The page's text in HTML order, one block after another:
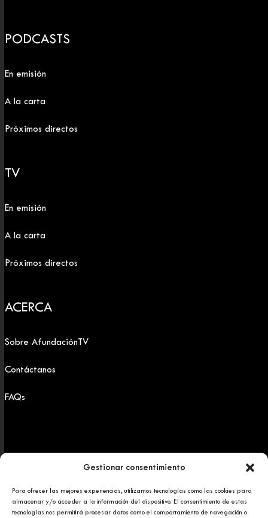
Gestionar consentimiento
Para ofrecer las mejores experiencias, utilizamos tecnologías como las cookies para
almacenar y/o acceder a la información del dispositivo. El consentimiento de estas
tecnologías nos permitirá procesar datos como el comportamiento de navegación o
PODCASTS
En emisión
A la carta
Próximos directos
TV
En emisión
A la carta
Próximos directos
ACERCA
Sobre AfundaciónTV
Contáctanos
FAQs
Copyright 2025 © Afundación Obra Social Abanca
Política de privacidad